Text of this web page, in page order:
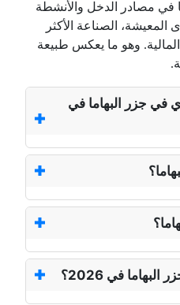
في مصادر الدخل والأنشطة
المعيشة، الصناعة الأكثر
وهو ما يعكس طبيعة
في جزر البهاما في
في 2026؟